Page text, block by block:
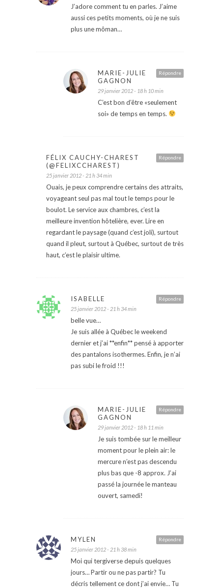
J’adore comment tu en parles. J’aime
aussi ces petits moments, où je ne suis
plus une môman…
Répondre
MARIE-JULIE
GAGNON
29 janvier 2012 - 18 h 10 min
C’est bon d’être «seulement
soi» de temps en temps.
Répondre
FÉLIX CAUCHY-CHAREST
(@FELIXCCHAREST)
25 janvier 2012 - 21 h 34 min
Ouais, je peux comprendre certains des attraits,
voyageant seul pas mal tout le temps pour le
boulot. Le service aux chambres, c’est la
meilleure invention hôtelière, ever. Lire en
regardant le paysage (quand c’est joli), surtout
quand il pleut, surtout à Québec, surtout de très
haut, c’est le plaisir ultime.
Répondre
ISABELLE
25 janvier 2012 - 21 h 34 min
belle vue…
Je suis allée à Québec le weekend
dernier et j’ai **enfin** pensé à apporter
des pantalons isothermes. Enfin, je n’ai
pas subi le froid !!!
Répondre
MARIE-JULIE
GAGNON
29 janvier 2012 - 18 h 11 min
Je suis tombée sur le meilleur
moment pour le plein air: le
mercure n’est pas descendu
plus bas que -8 approx. J’ai
passé la journée le manteau
ouvert, samedi!
Répondre
MYLEN
25 janvier 2012 - 21 h 38 min
Moi qui tergiverse depuis quelques
jours… Partir ou ne pas partir? Tu
décris tellement ce dont j’ai envie… Tu